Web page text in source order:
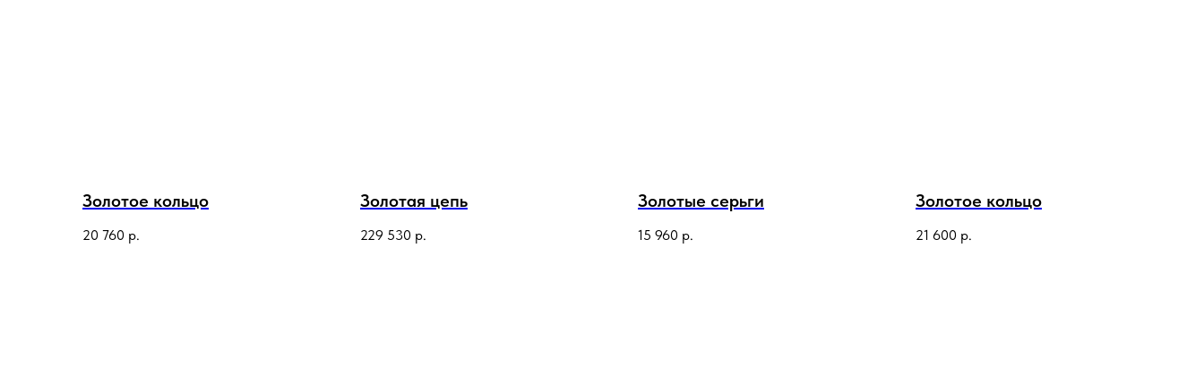
Золотое кольцо
20 760 р.
Золотая цепь
229 530 р.
Золотые серьги
15 960 р.
Золотое кольцо
21 600 р.